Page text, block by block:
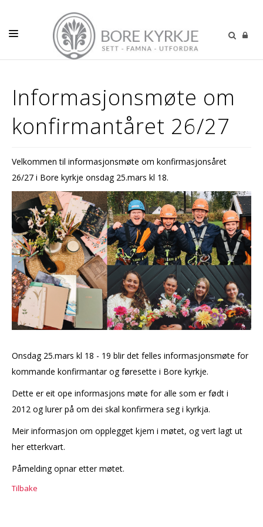
VÅR MENIGHET
BARN
VOKSNE
PODCAST
KONTAKT
Informasjonsmøte om
konfirmantåret 26/27
Velkommen til informasjonsmøte om konfirmasjonsåret
26/27 i Bore kyrkje onsdag 25.mars kl 18.
Onsdag 25.mars kl 18 - 19 blir det felles informasjonsmøte for
kommande konfirmantar og føresette i Bore kyrkje.
Dette er eit ope informasjons møte for alle som er født i
2012 og lurer på om dei skal konfirmera seg i kyrkja.
Meir informasjon om opplegget kjem i møtet, og vert lagt ut
her etterkvart.
Påmelding opnar etter møtet.
Tilbake